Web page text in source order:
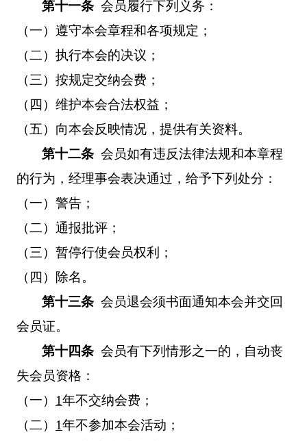
第十一条 会员履行下列义务：
（一）遵守本会章程和各项规定；
（二）执行本会的决议；
（三）按规定交纳会费；
（四）维护本会合法权益；
（五）向本会反映情况，提供有关资料。
第十二条 会员如有违反法律法规和本章程
的行为，经理事会表决通过，给予下列处分：
（一）警告；
（二）通报批评；
（三）暂停行使会员权利；
（四）除名。
第十三条 会员退会须书面通知本会并交回
会员证。
第十四条 会员有下列情形之一的，自动丧
失会员资格：
（一） 1年不交纳会费；
（二） 1年不参加本会活动；